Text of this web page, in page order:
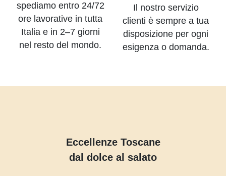
spediamo entro 24/72
ore lavorative in tutta
Italia e in 2–7 giorni
nel resto del mondo.
Il nostro servizio
clienti è sempre a tua
disposizione per ogni
esigenza o domanda.
Eccellenze Toscane
dal dolce al salato